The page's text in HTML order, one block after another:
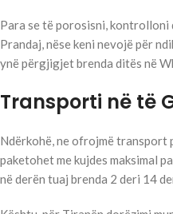
Para se të porosisni, kontrolloni
Prandaj, nëse keni nevojë për
ynë përgjigjet brenda ditës në
Transporti në të
Ndërkohë, ne ofrojmë
paketohet me kujdes maksimal
në derën tuaj brenda 2 deri 14